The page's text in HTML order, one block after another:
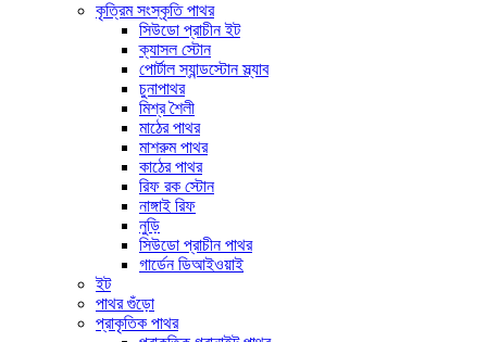
কৃত্রিম সংস্কৃতি পাথর
সিউডো প্রাচীন ইট
ক্যাসল স্টোন
পোর্টাল স্যান্ডস্টোন স্ল্যাব
চুনাপাথর
মিশ্র শৈলী
মাঠের পাথর
মাশরুম পাথর
কাঠের পাথর
রিফ রক স্টোন
নাঙ্গাই রিফ
নুড়ি
সিউডো প্রাচীন পাথর
গার্ডেন ডিআইওয়াই
ইট
পাথর গুঁড়ো
প্রাকৃতিক পাথর